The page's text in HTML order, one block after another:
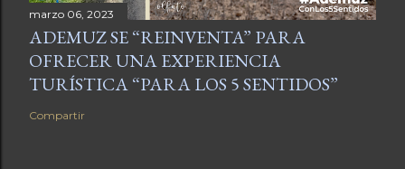
marzo 06, 2023
ADEMUZ SE “REINVENTA” PARA
OFRECER UNA EXPERIENCIA
TURÍSTICA “PARA LOS 5 SENTIDOS”
Compartir